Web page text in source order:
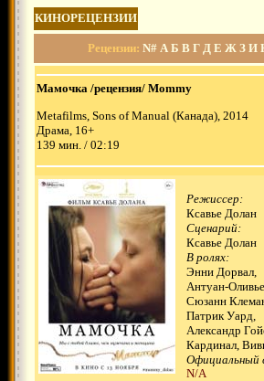
КИНОРЕЦЕНЗИИ
Рецензии: N# А Б В Г Д Е Ж З И
Мамочка /рецензия/ Mommy
Metafilms, Sons of Manual (Канада), 2014
Драма, 16+
139 мин. / 02:19
Режиссер:
Ксавье Долан
Сценарий:
Ксавье Долан
В ролях:
Энни Дорвал,
Антуан-
Сюзанн
Патрик Уард,
Александр
Кардинал,
Официальный
N/A